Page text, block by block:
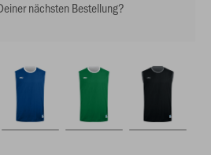
nächsten Bestellung?